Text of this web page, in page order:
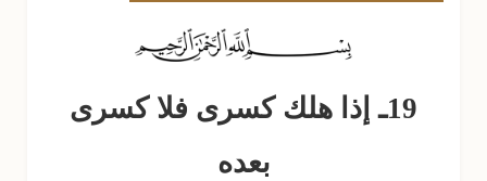
19ـ إذا هلك كسرى فلا كسرى
بعده